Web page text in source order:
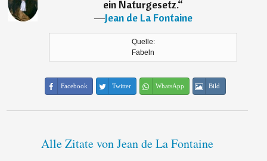
ein Naturgesetz.“
―Jean de La Fontaine
Quelle:
Fabeln
Facebook Twitter WhatsApp Bild
Alle Zitate von Jean de La Fontaine